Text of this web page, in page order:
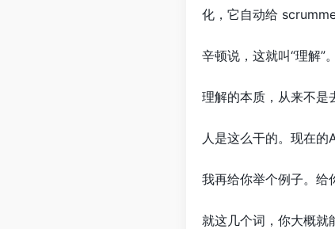
化，它自动给
辛顿说，这就叫“理解”。
理解的本质，从来不是
人是这么干的。现在的
我再给你举个例子。给
就这几个词，你大概就